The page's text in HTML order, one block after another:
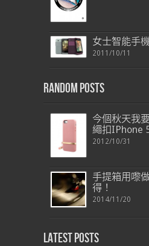
女士智能手
2011/10/11
Random Posts
今個秋天我
繩扣IPhone
2012/10/31
手提箱用嚟
得！
2014/11/20
Latest Posts